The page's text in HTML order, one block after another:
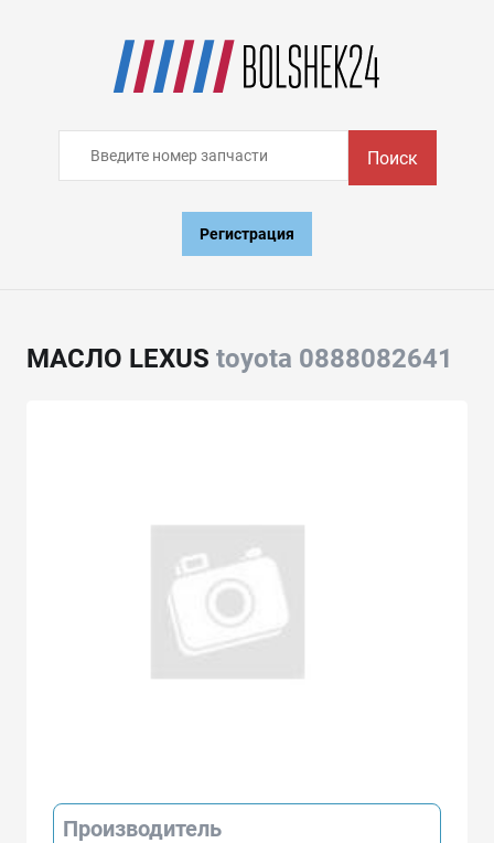
Поиск
Регистрация
МАСЛО LEXUS toyota 0888082641
Производитель